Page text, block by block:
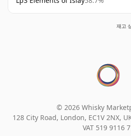
재고
© 2026 Whisky
128 City Road, London, EC1V 2NX,
VAT 519 9116